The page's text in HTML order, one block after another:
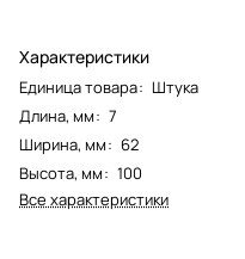
Характеристики
Единица товара: Штука
Длина, мм: 7
Ширина, мм: 62
Высота, мм: 100
Все характеристики